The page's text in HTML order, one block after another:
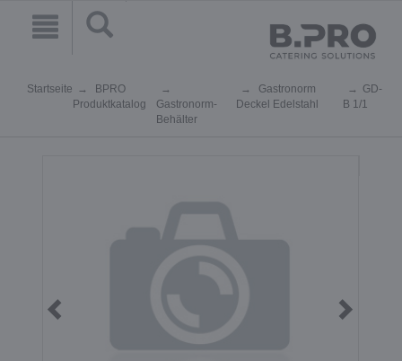
Startseite
BPRO
Produktkatalog
Gastronorm-
Behälter
Gastronorm
Deckel Edelstahl
GD-
B 1/1